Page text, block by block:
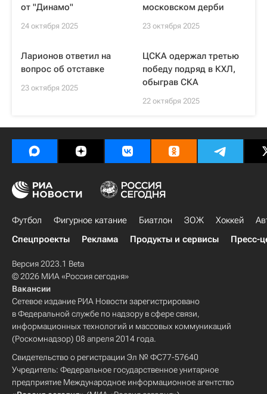
от "Динамо"
24 октября 2025
московском дерби
23 октября 2025
Ларионов ответил на
вопрос об отставке
23 октября 2025
ЦСКА одержал третью
победу подряд в КХЛ,
обыграв СКА
22 октября 2025
Футбол Фигурное катание Биатлон ЗОЖ Хоккей
Спецпроекты
Реклама Продукты и сервисы Пресс-
Версия 2023.1 Beta
© 2026 МИА «Россия сегодня»
Вакансии
Сетевое издание РИА Новости зарегистрировано
в Федеральной службе по надзору в сфере связи,
информационных технологий и массовых коммуникаций
(Роскомнадзор) 08 апреля 2014 года.
Свидетельство о регистрации Эл № ФС77-57640
Учредитель: Федеральное государственное унитарное
предприятие Международное информационное агентство